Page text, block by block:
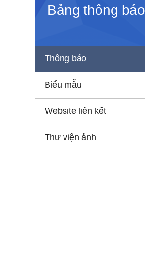
Bảng thông báo
Thông báo
Biểu mẫu
Website liên kết
Thư viện ảnh